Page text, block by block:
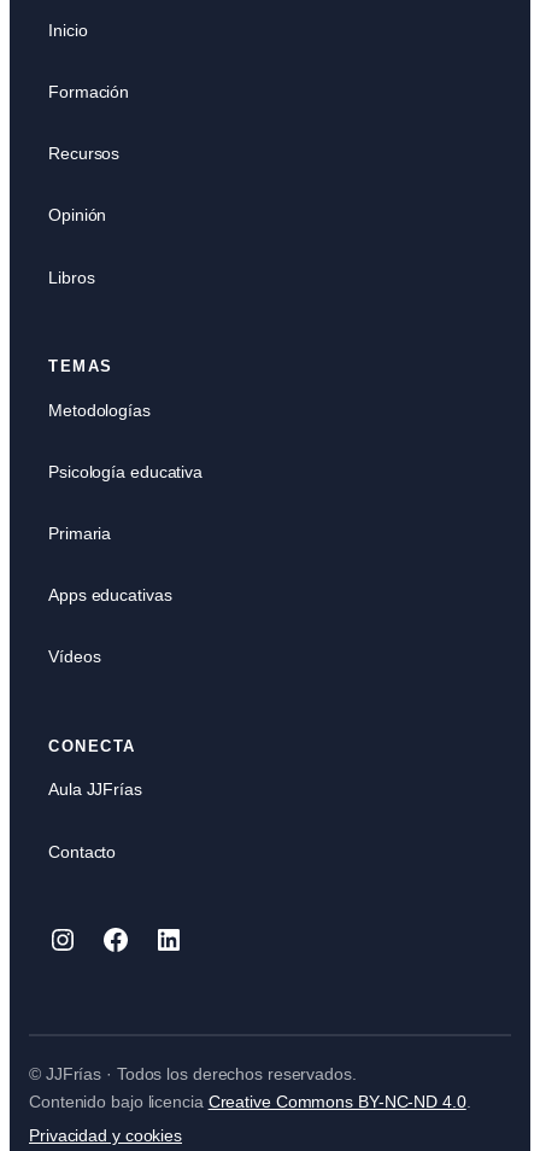
Inicio
Formación
Recursos
Opinión
Libros
TEMAS
Metodologías
Psicología educativa
Primaria
Apps educativas
Vídeos
CONECTA
Aula JJFrías
Contacto
Instagram
Facebook
LinkedIn
© JJFrías · Todos los derechos reservados.
Contenido bajo licencia Creative Commons BY-NC-ND 4.0.
Privacidad y cookies